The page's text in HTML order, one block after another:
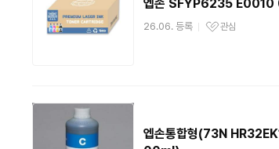
엡손 SFYP6235 E0010
26.06. 등록
관심상품
관심
엡손통합형(73N